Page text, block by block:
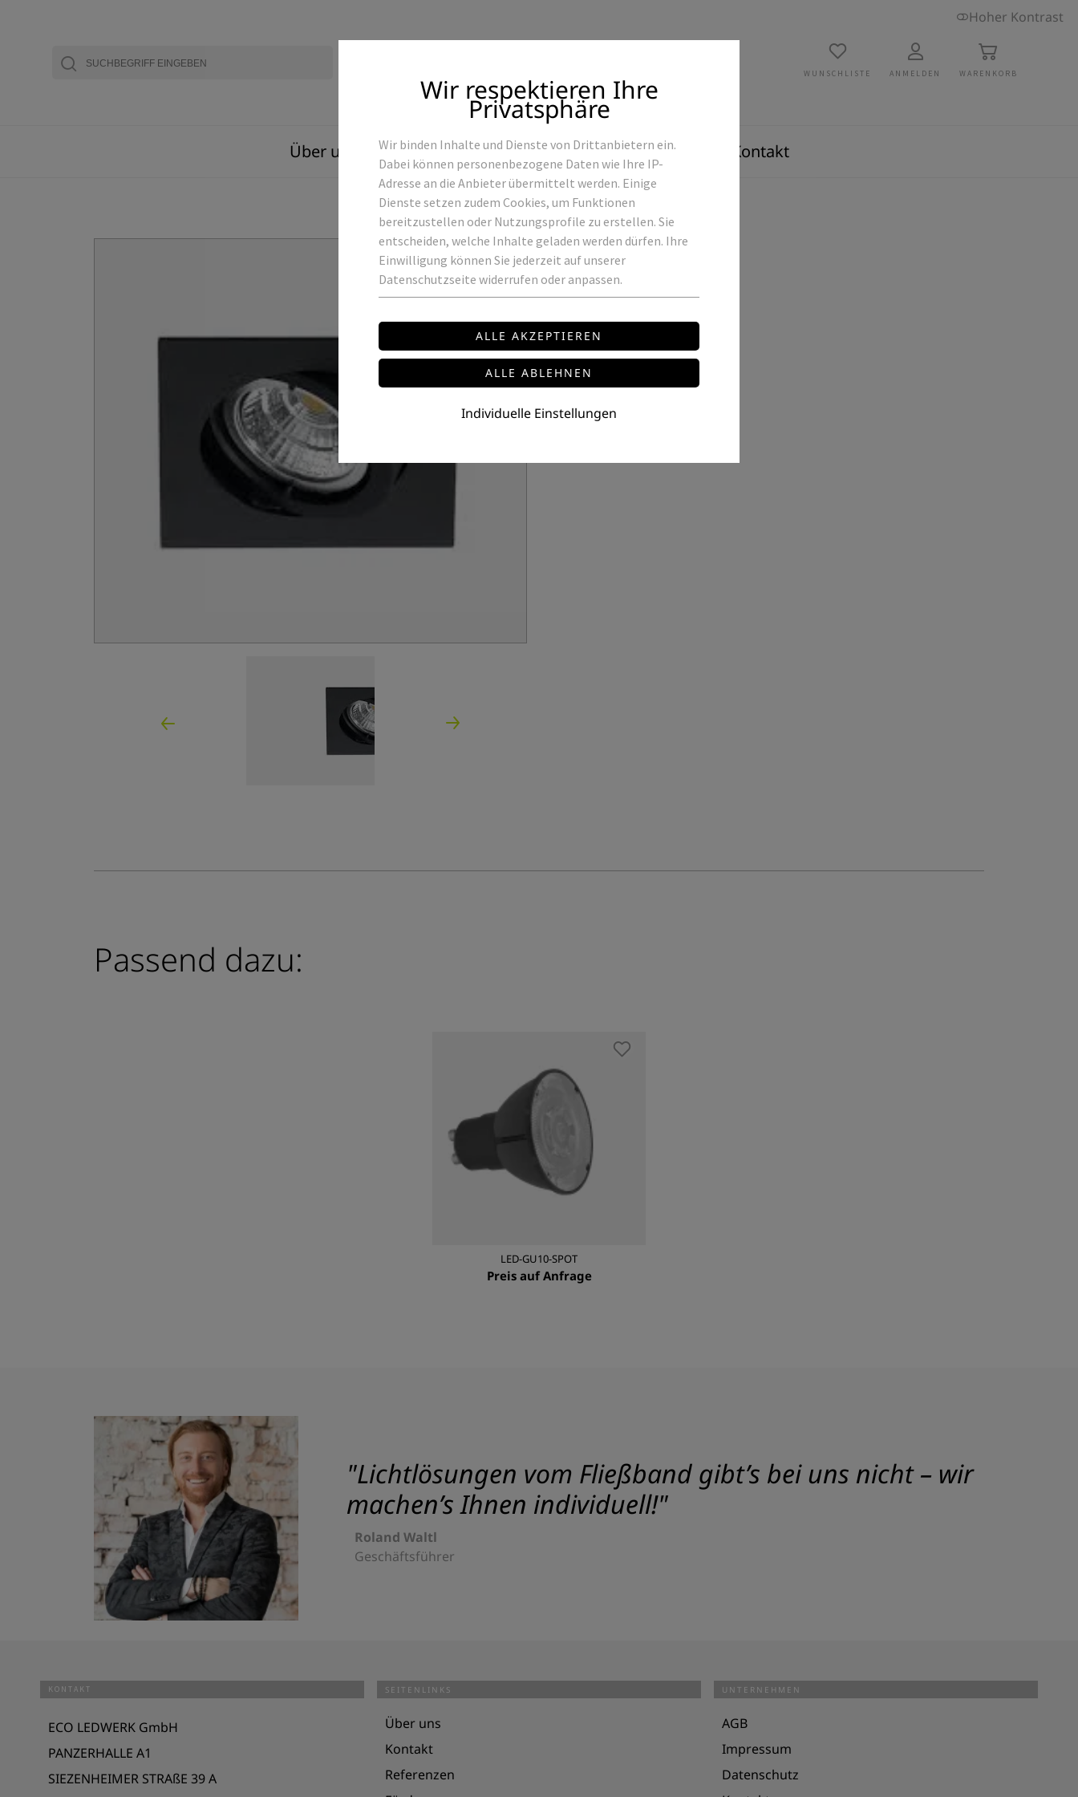
Hoher Kontrast
WUNSCHLISTE ANMELDEN WARENKORB
Über uns Produkte Referenzen Kontakt
ROWALUX
RACK-SQUARE-B/W
LED GU-10 Rahmen quadrat
Preis auf Anfrage
Passend dazu:
LED-GU10-SPOT
Preis auf Anfrage
Wir respektieren Ihre
Privatsphäre
Wir binden Inhalte und Dienste von Drittanbietern ein.
Dabei können personenbezogene Daten wie Ihre IP-
Adresse an die Anbieter übermittelt werden. Einige
Dienste setzen zudem Cookies, um Funktionen
bereitzustellen oder Nutzungsprofile zu erstellen. Sie
entscheiden, welche Inhalte geladen werden dürfen. Ihre
Einwilligung können Sie jederzeit auf unserer
Datenschutzseite widerrufen oder anpassen.
Individuelle Einstellungen
"Lichtlösungen vom Fließband gibt’s bei uns nicht – wir
machen’s Ihnen individuell!"
Roland Waltl
Geschäftsführer
KONTAKT
ECO LEDWERK GmbH
PANZERHALLE A1
SIEZENHEIMER STRAßE 39 A
SEITENLINKS
Über uns
Kontakt
Referenzen
UNTERNEHMEN
AGB
Impressum
Datenschutz